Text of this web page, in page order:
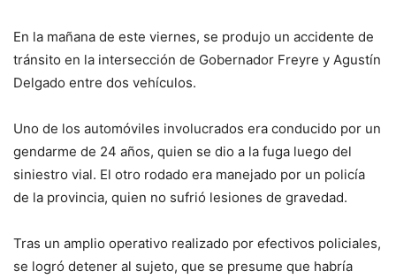
En la mañana de este viernes, se produjo un accidente de
tránsito en la intersección de Gobernador Freyre y Agustín
Delgado entre dos vehículos.
Uno de los automóviles involucrados era conducido por un
gendarme de 24 años, quien se dio a la fuga luego del
siniestro vial. El otro rodado era manejado por un policía
de la provincia, quien no sufrió lesiones de gravedad.
Tras un amplio operativo realizado por efectivos policiales,
se logró detener al sujeto, que se presume que habría